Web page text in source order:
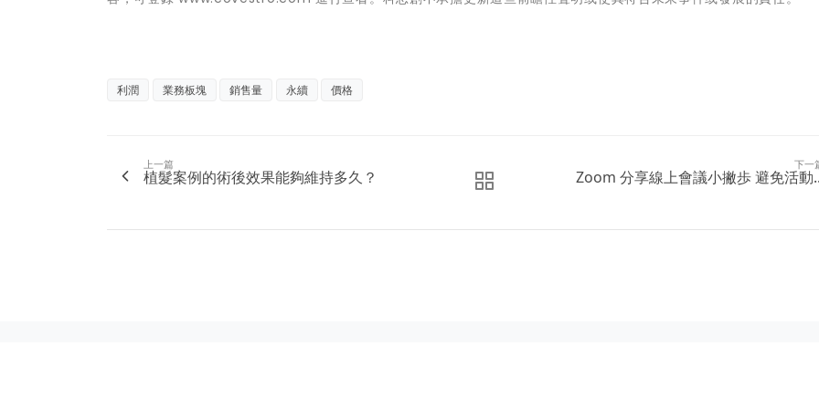
利潤 業務板塊 銷售量 永續 價格
上一篇
植髮案例的術後效果能夠維持多久？
下一
Zoom 分享線上會議小撇歩 避免活動